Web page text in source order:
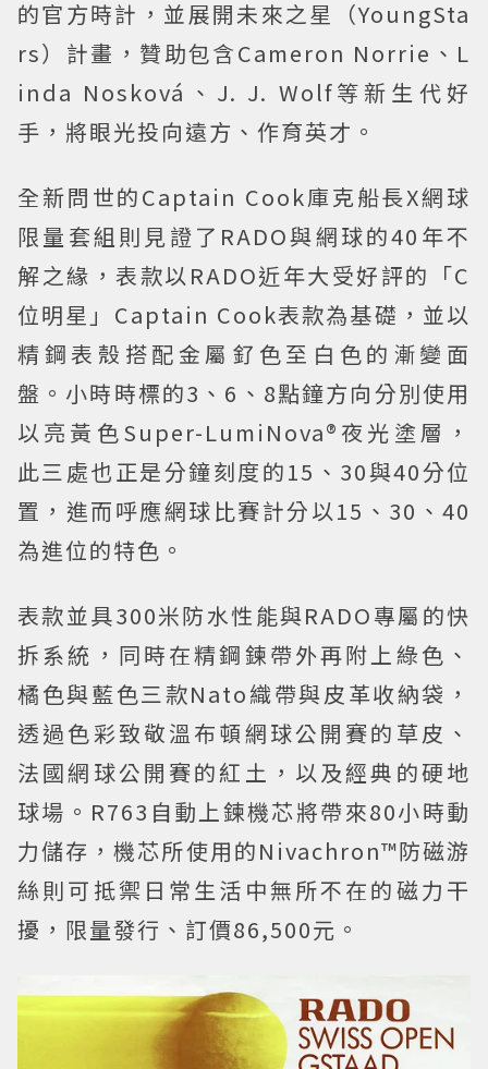
的官方時計，並展開未來之星（YoungSta
rs）計畫，贊助包含Cameron Norrie、L
inda Nosková、J. J. Wolf等新生代好
手，將眼光投向遠方、作育英才。
全新問世的Captain Cook庫克船長X網球
限量套組則見證了RADO與網球的40年不
解之緣，表款以RADO近年大受好評的「C
位明星」Captain Cook表款為基礎，並以
精鋼表殼搭配金屬釕色至白色的漸變面
盤。小時時標的3、6、8點鐘方向分別使用
以亮黃色Super-LumiNova®夜光塗層，
此三處也正是分鐘刻度的15、30與40分位
置，進而呼應網球比賽計分以15、30、40
為進位的特色。
表款並具300米防水性能與RADO專屬的快
拆系統，同時在精鋼鍊帶外再附上綠色、
橘色與藍色三款Nato織帶與皮革收納袋，
透過色彩致敬溫布頓網球公開賽的草皮、
法國網球公開賽的紅土，以及經典的硬地
球場。R763自動上鍊機芯將帶來80小時動
力儲存，機芯所使用的Nivachron™防磁游
絲則可抵禦日常生活中無所不在的磁力干
擾，限量發行、訂價86,500元。